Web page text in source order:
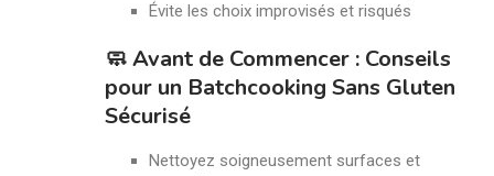
Évite les choix improvisés et risqués
🧼 Avant de Commencer : Conseils
pour un Batchcooking Sans Gluten
Sécurisé
Nettoyez soigneusement surfaces et